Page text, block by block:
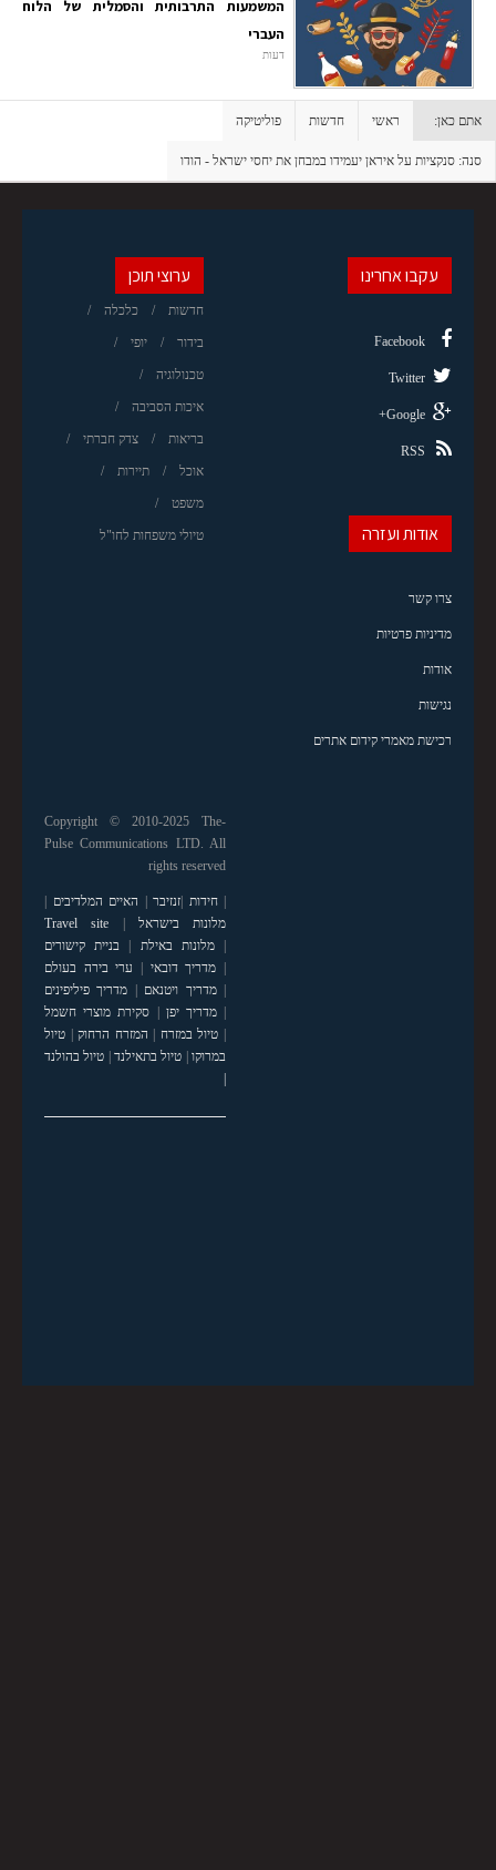
המשמעות התרבותית והסמלית של הלוח
העברי
דעות
אתם כאן: ראשי חדשות פוליטיקה
סנה: סנקציות על איראן יעמידו במבחן את יחסי ישראל - הודו
ערוצי תוכן
חדשות כלכלה
בידור יופי
טכנולוגיה
איכות הסביבה
בריאות צדק חברתי
אוכל תיירות
משפט
טיולי משפחות לחו"ל
עקבו אחרינו
Facebook
Twitter
Google+
RSS
אודות ועזרה
צרו קשר
מדיניות פרטיות
אודות
נגישות
רכישת מאמרי קידום אתרים
Copyright © 2010-2025 The-
Pulse Communications LTD. All
rights reserved
|חידות זנזיבר האיים המלדיבים
מלונות בישראל
Travel site
|מלונות באילת
בניית קישורים
מדריך דובאי
ערי בירה בעולם
|מדריך ויטנאם
מדריך פיליפינים
|מדריך יפן
סקירת מוצרי חשמל
טיול במזרח המזרח הרחוק| טיול
במרוקו| טיול בתאילנד| טיול בהולנד